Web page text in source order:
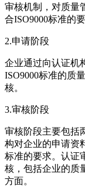
审核机制，对质量
合ISO9000标准的要
2.申请阶段
企业通过向认证机
ISO9000标准的质
核。
3.审核阶段
审核阶段主要包括
构对企业的申请资
标准的要求。认证
核，包括企业的质
方面。